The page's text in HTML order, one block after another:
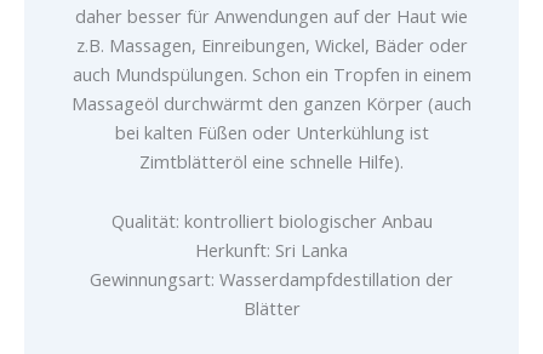
daher besser für Anwendungen auf der Haut wie
z.B. Massagen, Einreibungen, Wickel, Bäder oder
auch Mundspülungen. Schon ein Tropfen in einem
Massageöl durchwärmt den ganzen Körper (auch
bei kalten Füßen oder Unterkühlung ist
Zimtblätteröl eine schnelle Hilfe).
Qualität: kontrolliert biologischer Anbau
Herkunft: Sri Lanka
Gewinnungsart: Wasserdampfdestillation der
Blätter